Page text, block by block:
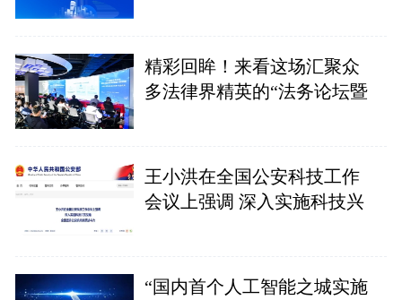
精彩回眸！来看这场汇聚众
多法律界精英的“法务论坛暨
王小洪在全国公安科技工作
会议上强调 深入实施科技兴
“国内首个人工智能之城实施